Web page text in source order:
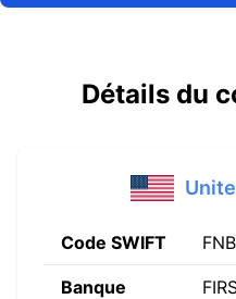
Détails du
Code SWIFT
Banque